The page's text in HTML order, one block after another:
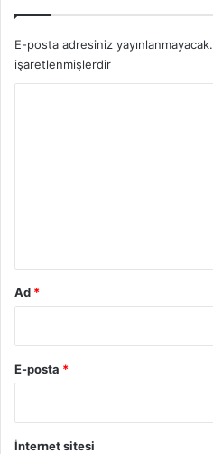
E-posta adresiniz yayınlanmayacak.
işaretlenmişlerdir
Ad *
E-posta *
İnternet sitesi